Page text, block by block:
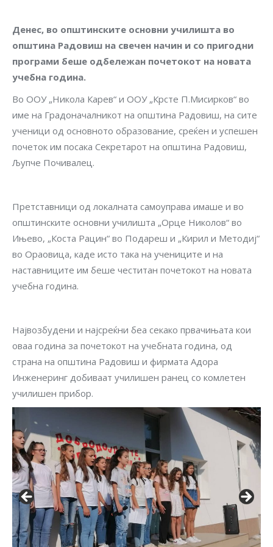
Денес, во општинските основни училишта во
општина Радовиш на свечен начин и со пригодни
програми беше одбележан почетокот на новата
учебна година.
Во ООУ „Никола Карев“ и ООУ „Крсте П.Мисирков“ во
име на Градоначалникот на општина Радовиш, на сите
ученици од основното образование, среќен и успешен
почеток им посака Секретарот на општина Радовиш,
Љупче Почивалец.
Претставници од локалната самоуправа имаше и во
општинските основни училишта „Орце Николов“ во
Ињево, „Коста Рацин“ во Подареш и „Кирил и Методиј“
во Ораовица, каде исто така на учениците и на
наставниците им беше честитан почетокот на новата
учебна година.
Највозбудени и најсреќни беа секако првачињата кои
оваа година за почетокот на учебната година, од
страна на општина Радовиш и фирмата Адора
Инженеринг добиваат училишен ранец со комлетен
училишен прибор.